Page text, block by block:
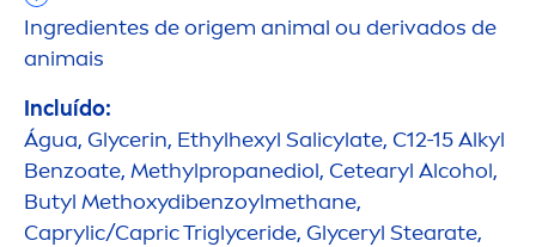
Ingredientes de origem animal ou derivados de
animais
Incluído:
Água, Glycerin, Ethylhexyl Salicylate, C12-15 Alkyl
Benzoate, Methylpropanediol, Cetearyl Alcohol,
Butyl Methoxydibenzoylmethane,
Caprylic/Capric Triglyceride, Glyceryl Stearate,